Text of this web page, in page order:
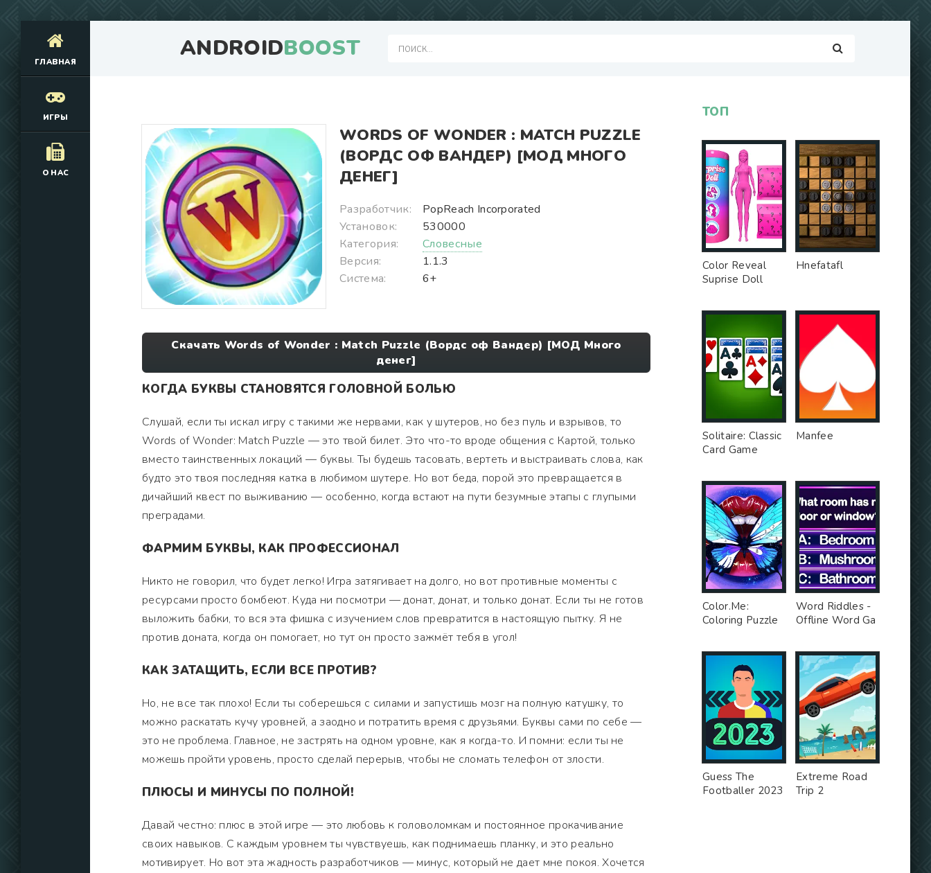
ANDROIDBOOST
ГЛАВНАЯ
ИГРЫ
О НАС
WORDS OF WONDER : MATCH PUZZLE
(ВОРДС ОФ ВАНДЕР) [МОД МНОГО
ДЕНЕГ]
Разработчик:
PopReach Incorporated
Установок:
530000
Категория:
Словесные
Версия:
1.1.3
Система:
6+
Скачать Words of Wonder : Match Puzzle (Вордс оф Вандер) [МОД Много
денег]
КОГДА БУКВЫ СТАНОВЯТСЯ ГОЛОВНОЙ БОЛЬЮ
Слушай, если ты искал игру с такими же нервами, как у шутеров, но без пуль и взрывов, то
Words of Wonder: Match Puzzle — это твой билет. Это что-то вроде общения с Картой, только
вместо таинственных локаций — буквы. Ты будешь тасовать, вертеть и выстраивать слова, как
будто это твоя последняя катка в любимом шутере. Но вот беда, порой это превращается в
дичайший квест по выживанию — особенно, когда встают на пути безумные этапы с глупыми
преградами.
ФАРМИМ БУКВЫ, КАК ПРОФЕССИОНАЛ
Никто не говорил, что будет легко! Игра затягивает на долго, но вот противные моменты с
ресурсами просто бомбеют. Куда ни посмотри — донат, донат, и только донат. Если ты не готов
выложить бабки, то вся эта фишка с изучением слов превратится в настоящую пытку. Я не
против доната, когда он помогает, но тут он просто зажмёт тебя в угол!
КАК ЗАТАЩИТЬ, ЕСЛИ ВСЕ ПРОТИВ?
Но, не все так плохо! Если ты соберешься с силами и запустишь мозг на полную катушку, то
можно раскатать кучу уровней, а заодно и потратить время с друзьями. Буквы сами по себе —
это не проблема. Главное, не застрять на одном уровне, как я когда-то. И помни: если ты не
можешь пройти уровень, просто сделай перерыв, чтобы не сломать телефон от злости.
ПЛЮСЫ И МИНУСЫ ПО ПОЛНОЙ!
Давай честно: плюс в этой игре — это любовь к головоломкам и постоянное прокачивание
своих навыков. С каждым уровнем ты чувствуешь, как поднимаешь планку, и это реально
мотивирует. Но вот эта жадность разработчиков — минус, который не дает мне покоя. Хочется
ТОП
Color Reveal
Suprise Doll
Hnefatafl
Solitaire: Classic
Card Game
Manfee
Color.Me:
Coloring Puzzle
Word Riddles -
Offline Word Ga
Guess The
Footballer 2023
Extreme Road
Trip 2